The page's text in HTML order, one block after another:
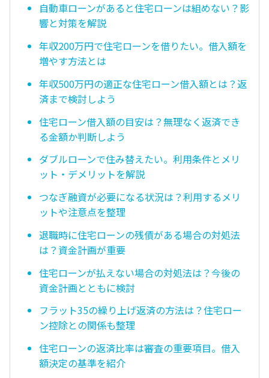
自動車ローンがあると住宅ローンは組めない？影
響と対策を解説
年収200万円で住宅ローンを借りたい。借入額を
増やす方法とは
年収500万円の適正な住宅ローン借入額とは？返
済まで検討しよう
住宅ローン借入額の目安は？無理なく返済でき
る金額か判断しよう
ダブルローンで住み替えたい。利用条件とメリ
ット・デメリットを解説
つなぎ融資が必要になる状況は？利用するメリ
ットや注意点を整理
退職時に住宅ローンの残債がある場合の対処法
は？資金計画が重要
住宅ローンが払えない場合の対処法は？今後の
資金計画とともに検討
フラット35の繰り上げ返済の方法は？住宅ロー
ン控除との関係も整理
住宅ローンの返済比率は審査の重要項目。借入
額決定の基準を紹介